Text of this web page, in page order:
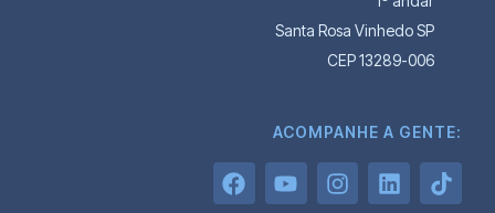
Santa Rosa Vinhedo SP
CEP 13289-006
ACOMPANHE A GENTE: